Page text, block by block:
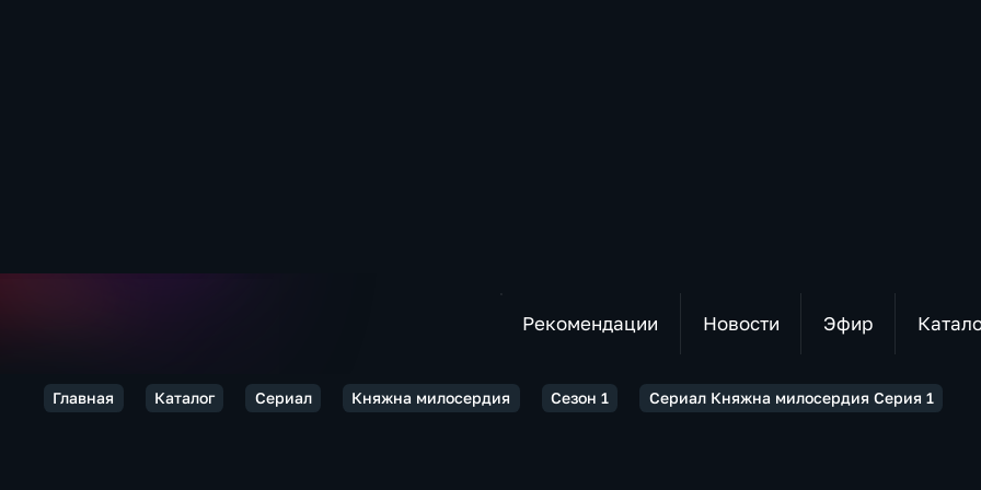
Рекомендации Новости Эфир
Главная Каталог Сериал Княжна милосердия Сезон 1 Сериал Княжна милосердия Серия 1